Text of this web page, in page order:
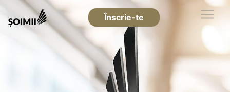
Înscrie-te